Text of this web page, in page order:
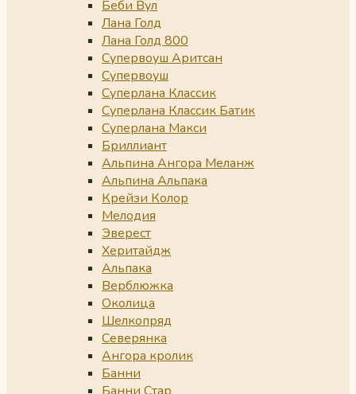
Беби Вул
Лана Голд
Лана Голд 800
Супервоуш Аритсан
Супервоуш
Суперлана Классик
Суперлана Классик Батик
Суперлана Макси
Бриллиант
Альпина Ангора Меланж
Альпина Альпака
Крейзи Колор
Мелодия
Эверест
Херитайдж
Альпака
Верблюжка
Околица
Шелкопряд
Северянка
Ангора кролик
Банни